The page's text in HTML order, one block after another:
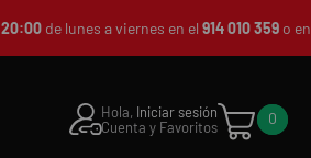
20:00de lunes a viernes en el 914 010 359o en
Hola, Iniciar sesión
Cuenta y Favoritos
0